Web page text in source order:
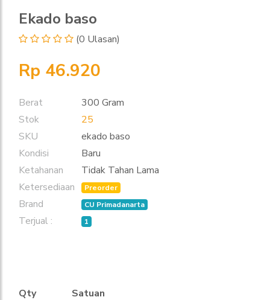
Ekado baso
(0 Ulasan)
Rp 46.920
Berat
300 Gram
Stok
25
SKU
ekado baso
Kondisi
Baru
Ketahanan
Tidak Tahan Lama
Ketersediaan
Preorder
Brand CU Primadanarta
Terjual : 1
Qty Satuan